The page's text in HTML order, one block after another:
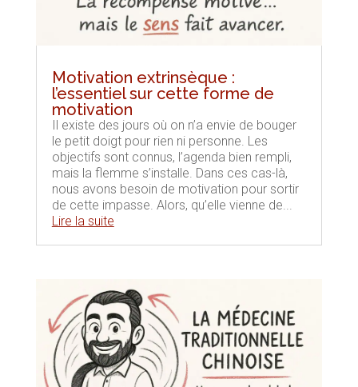
Motivation extrinsèque :
l’essentiel sur cette forme de
motivation
Il existe des jours où on n’a envie de bouger
le petit doigt pour rien ni personne. Les
objectifs sont connus, l’agenda bien rempli,
mais la flemme s’installe. Dans ces cas-là,
nous avons besoin de motivation pour sortir
de cette impasse. Alors, qu’elle vienne de...
Lire la suite